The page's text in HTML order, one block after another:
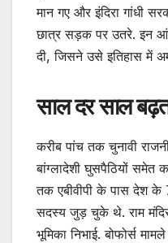
मान गए और इंदिरा गांधी
छात्र सड़क पर उतरे. इन
दी, जिसने उसे इतिहास में
साल दर साल
करीब पांच तक चुनावी
बांग्लादेशी घुसपैठियों समेत
तक एबीवीपी के पास देश
सदस्य जुड़ चुके थे. राम
भूमिका निभाई. बोफोर्स